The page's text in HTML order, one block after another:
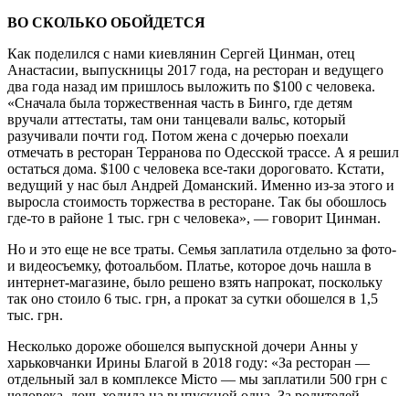
ВО СКОЛЬКО ОБОЙДЕТСЯ
Как поделился с нами киевлянин Сергей Цинман, отец
Анастасии, выпускницы 2017 года, на ресторан и ведущего
два года назад им пришлось выложить по $100 с человека.
«Сначала была торжественная часть в Бинго, где детям
вручали аттестаты, там они танцевали вальс, который
разучивали почти год. Потом жена с дочерью поехали
отмечать в ресторан Терранова по Одесской трассе. А я решил
остаться дома. $100 с человека все-таки дороговато. Кстати,
ведущий у нас был Андрей Доманский. Именно из-за этого и
выросла стоимость торжества в ресторане. Так бы обошлось
где-то в районе 1 тыс. грн с человека», — говорит Цинман.
Но и это еще не все траты. Семья заплатила отдельно за фото-
и видеосъемку, фотоальбом. Платье, которое дочь нашла в
интернет-магазине, было решено взять напрокат, поскольку
так оно стоило 6 тыс. грн, а прокат за сутки обошелся в 1,5
тыс. грн.
Несколько дороже обошелся выпускной дочери Анны у
харьковчанки Ирины Благой в 2018 году: «За ресторан —
отдельный зал в комплексе Місто — мы заплатили 500 грн с